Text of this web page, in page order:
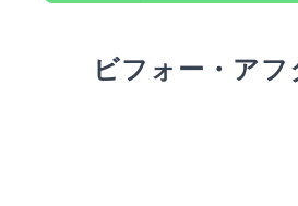
ビフォー・アフ